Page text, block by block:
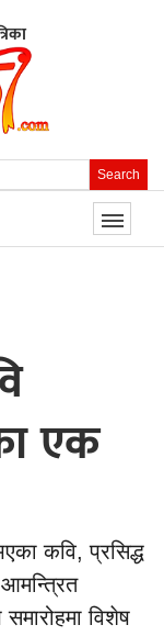
Search
एक
कवि, प्रसिद्ध
विशेष